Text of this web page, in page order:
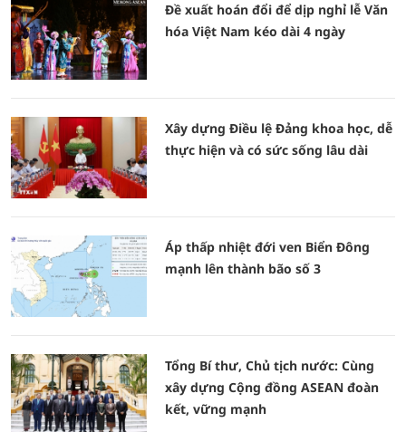
Đề xuất hoán đổi để dịp nghỉ lễ Văn
hóa Việt Nam kéo dài 4 ngày
Xây dựng Điều lệ Đảng khoa học, dễ
thực hiện và có sức sống lâu dài
Áp thấp nhiệt đới ven Biển Đông
mạnh lên thành bão số 3
Tổng Bí thư, Chủ tịch nước: Cùng
xây dựng Cộng đồng ASEAN đoàn
kết, vững mạnh